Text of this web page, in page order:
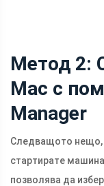
Метод 2:
Mac с
Manager
Следващото нещо,
стартирате
позволява да